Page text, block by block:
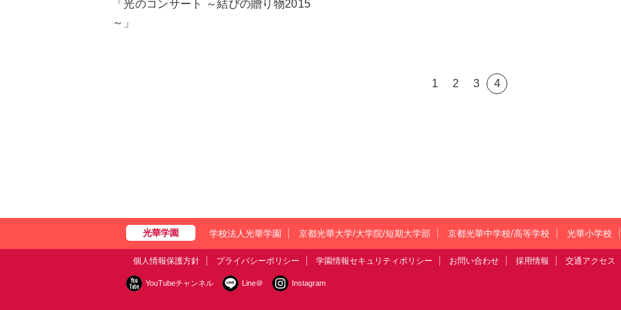
「光のコンサート ～結びの贈り物2015
～」
1 2 3 4
学校法人光華学園 京都光華大学/大学院/短期大学部 京都光華中学校/高等学校 光華小学校
個人情報保護方針 プライバシーポリシー 学園情報セキュリティポリシー お問い合わせ 採用情報 交通アクセス
YouTubeチャンネル Line＠ Instagram